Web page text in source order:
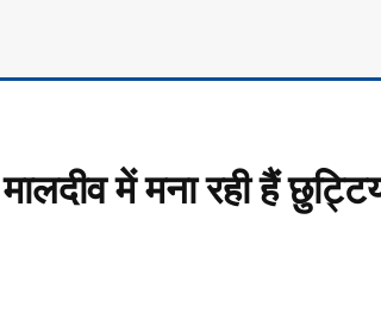
में मना रही हैं